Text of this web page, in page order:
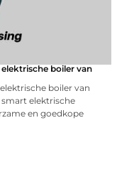
boiler van
boiler van
smart elektrische
en goedkope